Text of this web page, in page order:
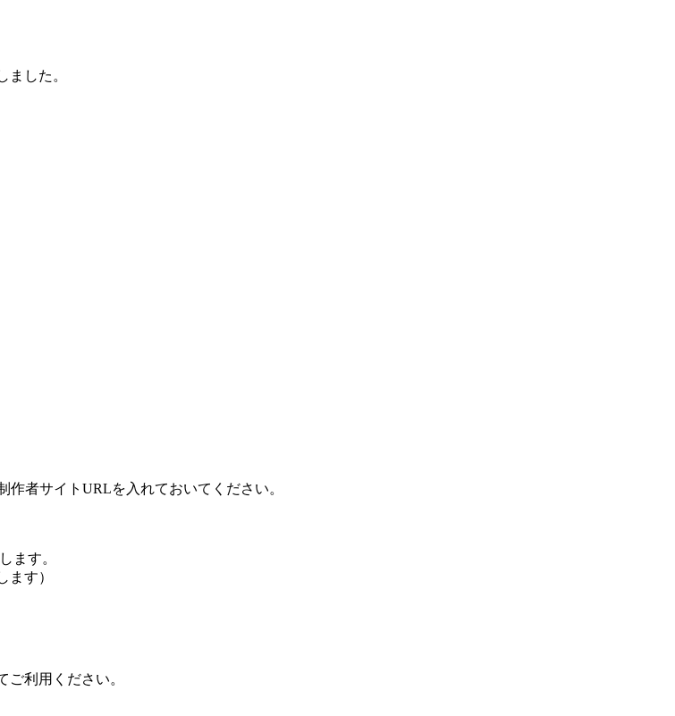
した。
者サイトURLを入れておいてください。
ます。
ます）
利用ください。